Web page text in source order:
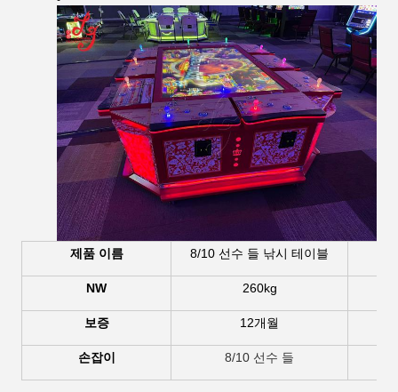
제품 이름 8/10 선수 들 낚시 테이블
NW 260kg
보증 12개월
손잡이 8/10 선수 들